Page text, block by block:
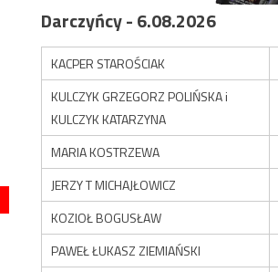
Darczyńcy - 6.08.2026
KACPER STAROŚCIAK
KULCZYK GRZEGORZ POLIŃSKA i
KULCZYK KATARZYNA
MARIA KOSTRZEWA
JERZY T MICHAJŁOWICZ
KOZIOŁ BOGUSŁAW
PAWEŁ ŁUKASZ ZIEMIAŃSKI